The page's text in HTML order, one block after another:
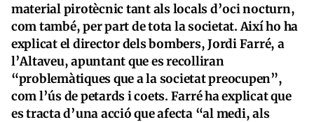
material pirotècnic tant als locals d’oci nocturn,
com també, per part de tota la societat. Així ho ha
explicat el director dels bombers, Jordi Farré, a
l’Altaveu, apuntant que es recolliran
“problemàtiques que a la societat preocupen”,
com l’ús de petards i coets. Farré ha explicat que
es tracta d’una acció que afecta “al medi, als